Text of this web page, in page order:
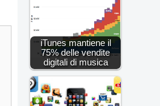
iTunes mantiene il
75% delle vendite
digitali di musica